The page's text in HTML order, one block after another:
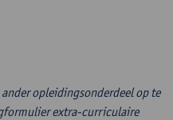
opleidingsonderdeel op te
extra-curriculaire